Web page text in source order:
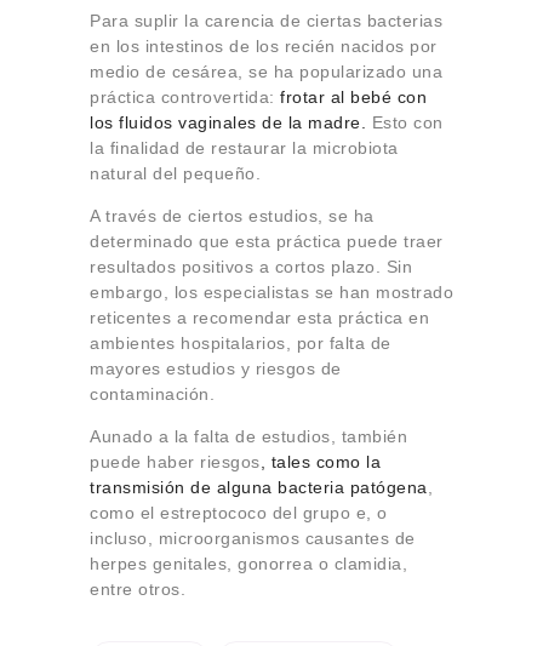
Para suplir la carencia de ciertas bacterias
en los intestinos de los recién nacidos por
medio de cesárea, se ha popularizado una
práctica controvertida: frotar al bebé con
los fluidos vaginales de la madre. Esto con
la finalidad de restaurar la microbiota
natural del pequeño.
A través de ciertos estudios, se ha
determinado que esta práctica puede traer
resultados positivos a cortos plazo. Sin
embargo, los especialistas se han mostrado
reticentes a recomendar esta práctica en
ambientes hospitalarios, por falta de
mayores estudios y riesgos de
contaminación.
Aunado a la falta de estudios, también
puede haber riesgos , tales como la
transmisión de alguna bacteria patógena
como el estreptococo del grupo e, o
incluso, microorganismos causantes de
herpes genitales, gonorrea o clamidia,
entre otros.